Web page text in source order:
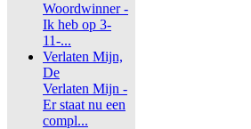
Woordwinner -
Ik heb op 3-
11-...
Verlaten Mijn,
De
Verlaten Mijn -
Er staat nu een
compl...